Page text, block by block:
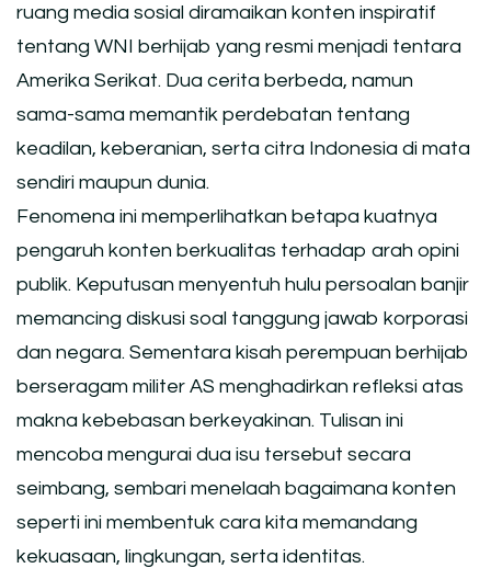
ruang media sosial diramaikan konten inspiratif
tentang WNI berhijab yang resmi menjadi tentara
Amerika Serikat. Dua cerita berbeda, namun
sama-sama memantik perdebatan tentang
keadilan, keberanian, serta citra Indonesia di mata
sendiri maupun dunia.
Fenomena ini memperlihatkan betapa kuatnya
pengaruh konten berkualitas terhadap arah opini
publik. Keputusan menyentuh hulu persoalan banjir
memancing diskusi soal tanggung jawab korporasi
dan negara. Sementara kisah perempuan berhijab
berseragam militer AS menghadirkan refleksi atas
makna kebebasan berkeyakinan. Tulisan ini
mencoba mengurai dua isu tersebut secara
seimbang, sembari menelaah bagaimana konten
seperti ini membentuk cara kita memandang
kekuasaan, lingkungan, serta identitas.